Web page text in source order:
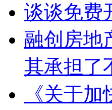
谈谈免费
融创房地
其承担了
《关于